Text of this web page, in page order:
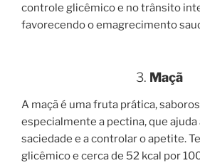
controle glicêmico e no trânsito
favorecendo o emagrecimento
3. Maçã
A maçã é uma fruta prática,
especialmente a pectina, que ajuda
saciedade e a controlar o apetite.
glicêmico e cerca de 52 kcal por